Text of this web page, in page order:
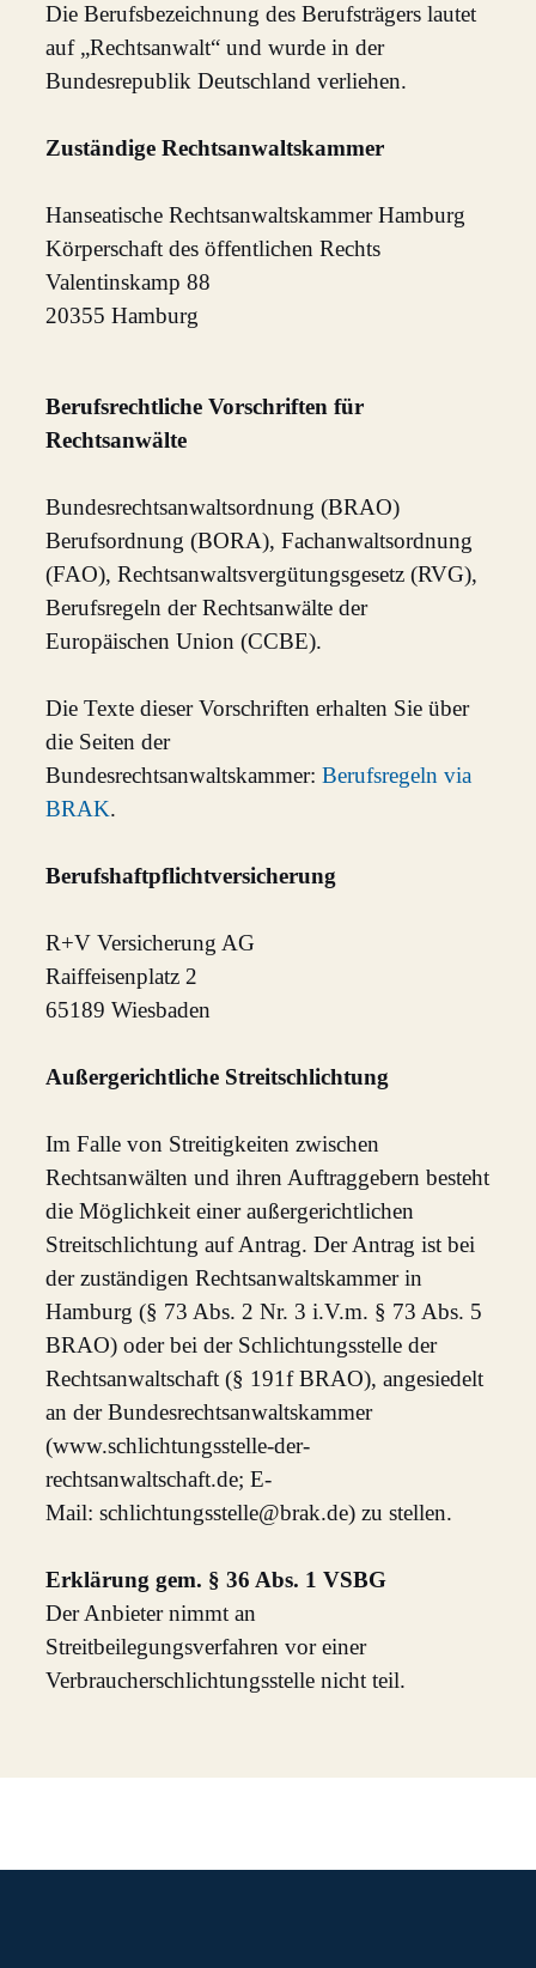
Die Berufsbezeichnung des Berufsträgers lautet
auf „Rechtsanwalt“ und wurde in der
Bundesrepublik Deutschland verliehen.
Zuständige Rechtsanwaltskammer
Hanseatische Rechtsanwaltskammer Hamburg
Körperschaft des öffentlichen Rechts
Valentinskamp 88
20355 Hamburg
Berufsrechtliche Vorschriften für
Rechtsanwälte
Bundesrechtsanwaltsordnung (BRAO)
Berufsordnung (BORA), Fachanwaltsordnung
(FAO), Rechtsanwaltsvergütungsgesetz (RVG),
Berufsregeln der Rechtsanwälte der
Europäischen Union (CCBE).
Die Texte dieser Vorschriften erhalten Sie über
die Seiten der
Bundesrechtsanwaltskammer:Berufsregeln via
BRAK.
Berufshaftpflichtversicherung
R+V Versicherung AG
Raiffeisenplatz 2
65189 Wiesbaden
Außergerichtliche Streitschlichtung
Im Falle von Streitigkeiten zwischen
Rechtsanwälten und ihren Auftraggebern besteht
die Möglichkeit einer außergerichtlichen
Streitschlichtung auf Antrag. Der Antrag ist bei
der zuständigen Rechtsanwaltskammer in
Hamburg (§ 73 Abs. 2 Nr. 3 i.V.m. § 73 Abs. 5
BRAO) oder bei der Schlichtungsstelle der
Rechtsanwaltschaft (§ 191f BRAO), angesiedelt
an der Bundesrechtsanwaltskammer
(www.schlichtungsstelle-der-
rechtsanwaltschaft.de; E-
Mail:ed.karb@elletssgnuthcilhcs) zu stellen.
Erklärung gem. § 36 Abs. 1 VSBG
Der Anbieter nimmt an
Streitbeilegungsverfahren vor einer
Verbraucherschlichtungsstelle nicht teil.